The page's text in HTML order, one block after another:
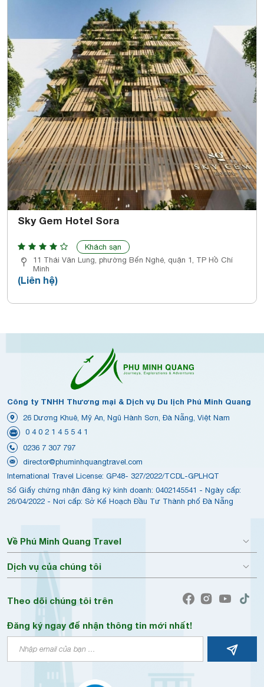
Sky Gem Hotel Sora
Khách sạn
11 Thái Văn Lung, phường Bến Nghé, quận 1, TP Hồ Chí
Minh
(Liên hệ)
Công ty TNHH Thương mại & Dịch vụ Du lịch Phú Minh Quang
26 Dương Khuê, Mỹ An, Ngũ Hành Sơn, Đà Nẵng, Việt Nam
0 4 0 2 1 4 5 5 4 1
0236 7 307 797
director@phuminhquangtravel.com
International Travel License: GP48- 327/2022/TCDL-GPLHQT
Số Giấy chứng nhận đăng ký kinh doanh: 0402145541 - Ngày cấp:
26/04/2022 - Nơi cấp: Sở Kế Hoạch Đầu Tư Thành phố Đà Nẵng
Về Phú Minh Quang Travel
Dịch vụ của chúng tôi
Theo dõi chúng tôi trên
Đăng ký ngay để nhận thông tin mới nhất!